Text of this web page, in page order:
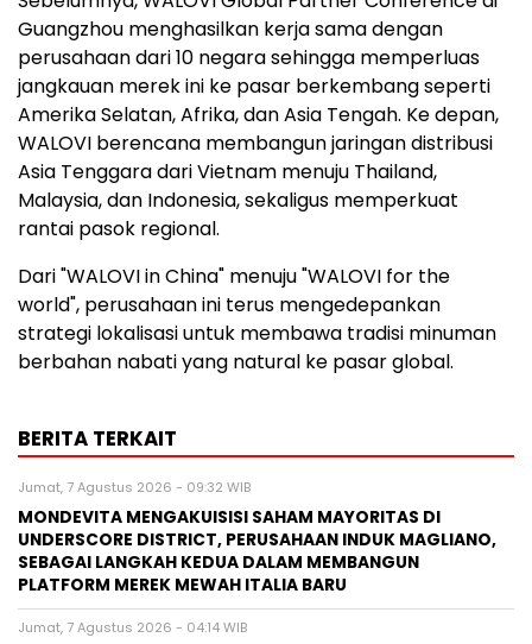
Guangzhou menghasilkan kerja sama dengan
perusahaan dari 10 negara sehingga memperluas
jangkauan merek ini ke pasar berkembang seperti
Amerika Selatan, Afrika, dan Asia Tengah. Ke depan,
WALOVI berencana membangun jaringan distribusi
Asia Tenggara dari Vietnam menuju Thailand,
Malaysia, dan Indonesia, sekaligus memperkuat
rantai pasok regional.
Dari "WALOVI in China" menuju "WALOVI for the
world", perusahaan ini terus mengedepankan
strategi lokalisasi untuk membawa tradisi minuman
berbahan nabati yang natural ke pasar global.
BERITA TERKAIT
Jumat, 7 Agustus 2026 - 09:32 WIB
MONDEVITA MENGAKUISISI SAHAM MAYORITAS DI
UNDERSCORE DISTRICT, PERUSAHAAN INDUK MAGLIANO,
SEBAGAI LANGKAH KEDUA DALAM MEMBANGUN
PLATFORM MEREK MEWAH ITALIA BARU
Jumat, 7 Agustus 2026 - 04:14 WIB